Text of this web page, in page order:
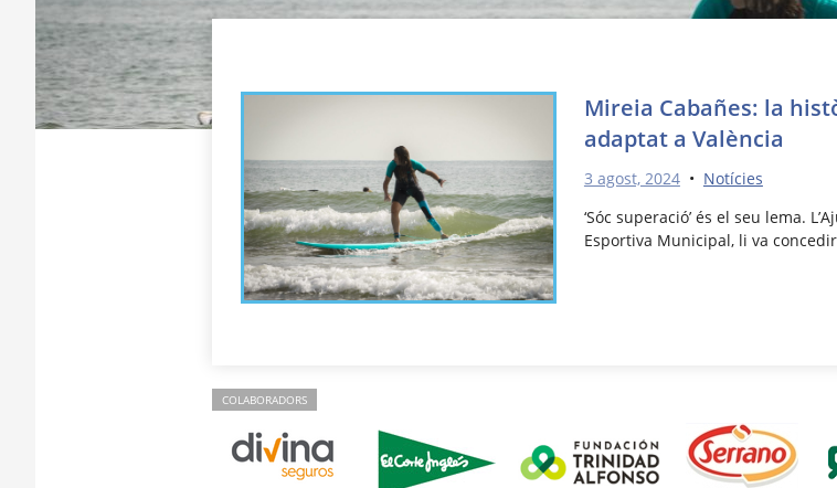
Mireia Cabañes: la
adaptat a València
3 agost, 2024• Notícies
‘Sóc superació’ és el seu lema.
Esportiva Municipal, li va
COLABORADORS